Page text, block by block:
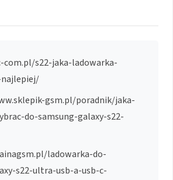
s22-jaka-ladowarka-
gsm.pl/poradnik/jaka-
do-samsung-galaxy-s22-
ladowarka-do-
s22-ultra-usb-a-usb-c-